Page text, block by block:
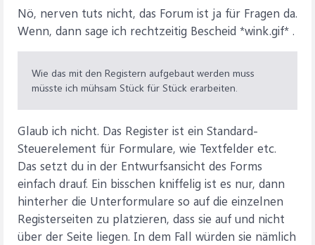
Nö, nerven tuts nicht, das Forum ist ja für Fragen da.
Wenn, dann sage ich rechtzeitig Bescheid *wink.gif* .
Wie das mit den Registern aufgebaut werden muss
müsste ich mühsam Stück für Stück erarbeiten.
Glaub ich nicht. Das Register ist ein Standard-
Steuerelement für Formulare, wie Textfelder etc.
Das setzt du in der Entwurfsansicht des Forms
einfach drauf. Ein bisschen kniffelig ist es nur, dann
hinterher die Unterformulare so auf die einzelnen
Registerseiten zu platzieren, dass sie auf und nicht
über der Seite liegen. In dem Fall würden sie nämlich